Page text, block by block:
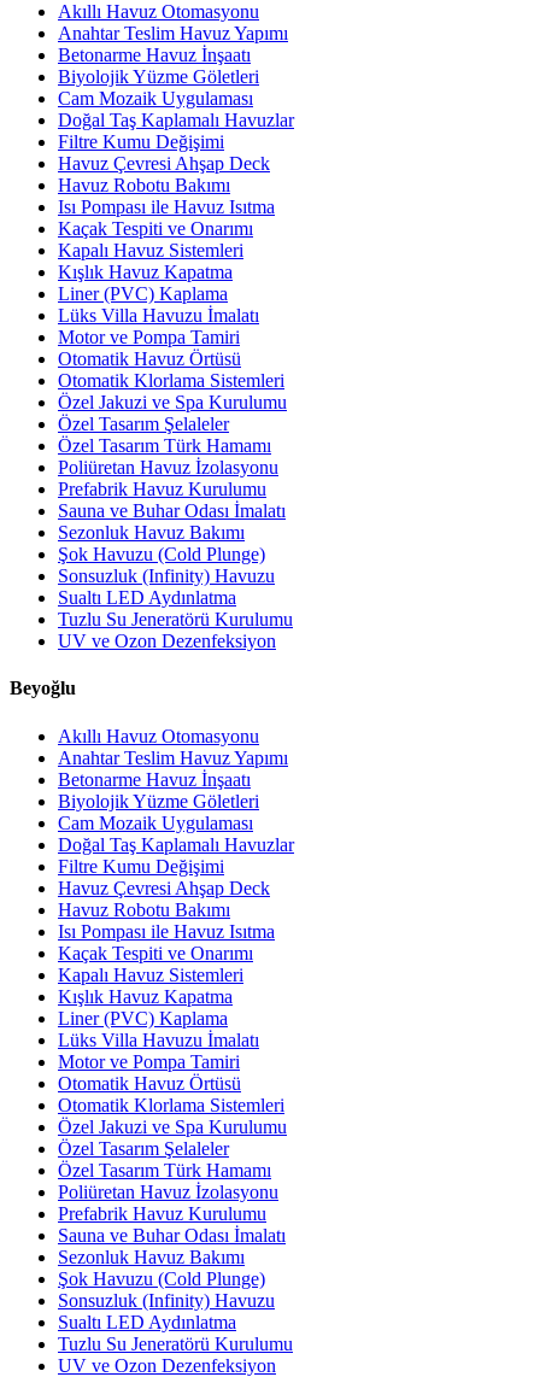
Akıllı Havuz Otomasyonu
Anahtar Teslim Havuz Yapımı
Betonarme Havuz İnşaatı
Biyolojik Yüzme Göletleri
Cam Mozaik Uygulaması
Doğal Taş Kaplamalı Havuzlar
Filtre Kumu Değişimi
Havuz Çevresi Ahşap Deck
Havuz Robotu Bakımı
Isı Pompası ile Havuz Isıtma
Kaçak Tespiti ve Onarımı
Kapalı Havuz Sistemleri
Kışlık Havuz Kapatma
Liner (PVC) Kaplama
Lüks Villa Havuzu İmalatı
Motor ve Pompa Tamiri
Otomatik Havuz Örtüsü
Otomatik Klorlama Sistemleri
Özel Jakuzi ve Spa Kurulumu
Özel Tasarım Şelaleler
Özel Tasarım Türk Hamamı
Poliüretan Havuz İzolasyonu
Prefabrik Havuz Kurulumu
Sauna ve Buhar Odası İmalatı
Sezonluk Havuz Bakımı
Şok Havuzu (Cold Plunge)
Sonsuzluk (Infinity) Havuzu
Sualtı LED Aydınlatma
Tuzlu Su Jeneratörü Kurulumu
UV ve Ozon Dezenfeksiyon
Beyoğlu
Akıllı Havuz Otomasyonu
Anahtar Teslim Havuz Yapımı
Betonarme Havuz İnşaatı
Biyolojik Yüzme Göletleri
Cam Mozaik Uygulaması
Doğal Taş Kaplamalı Havuzlar
Filtre Kumu Değişimi
Havuz Çevresi Ahşap Deck
Havuz Robotu Bakımı
Isı Pompası ile Havuz Isıtma
Kaçak Tespiti ve Onarımı
Kapalı Havuz Sistemleri
Kışlık Havuz Kapatma
Liner (PVC) Kaplama
Lüks Villa Havuzu İmalatı
Motor ve Pompa Tamiri
Otomatik Havuz Örtüsü
Otomatik Klorlama Sistemleri
Özel Jakuzi ve Spa Kurulumu
Özel Tasarım Şelaleler
Özel Tasarım Türk Hamamı
Poliüretan Havuz İzolasyonu
Prefabrik Havuz Kurulumu
Sauna ve Buhar Odası İmalatı
Sezonluk Havuz Bakımı
Şok Havuzu (Cold Plunge)
Sonsuzluk (Infinity) Havuzu
Sualtı LED Aydınlatma
Tuzlu Su Jeneratörü Kurulumu
UV ve Ozon Dezenfeksiyon